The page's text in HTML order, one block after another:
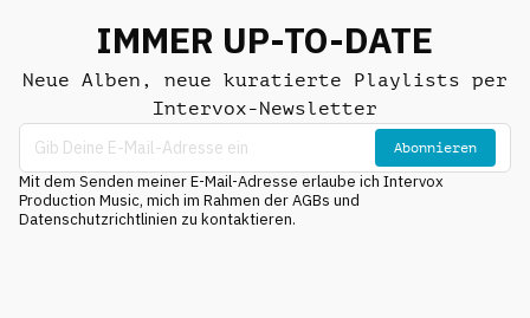
IMMER UP-TO-DATE
Neue Alben, neue kuratierte Playlists per
Intervox-Newsletter
Abonnieren
Mit dem Senden meiner E-Mail-Adresse erlaube ich Intervox
Production Music, mich im Rahmen der AGBs und
Datenschutzrichtlinien zu kontaktieren.